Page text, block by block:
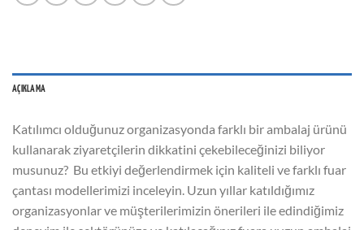
AÇIKLAMA
Katılımcı olduğunuz organizasyonda farklı bir ambalaj ürünü
kullanarak ziyaretçilerin dikkatini çekebileceğinizi biliyor
musunuz? Bu etkiyi değerlendirmek için kaliteli ve farklı fuar
çantası modellerimizi inceleyin. Uzun yıllar katıldığımız
organizasyonlar ve müşterilerimizin önerileri ile edindiğimiz